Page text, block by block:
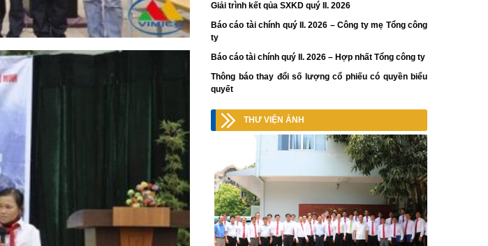
Giải trình kết qủa SXKD quý II. 2026
Báo cáo tài chính quý II. 2026 – Công ty mẹ Tổng công
ty
Báo cáo tài chính quý II. 2026 – Hợp nhất Tổng công ty
Thông báo thay đổi số lượng cổ phiếu có quyền biểu
quyết
THƯ VIỆN ẢNH